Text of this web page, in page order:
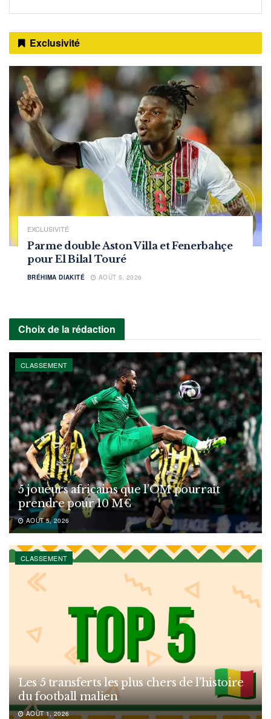
Exclusivité
EXCLUSIVITÉ
Parme double Aston Villa et Fenerbahçe
pour El Bilal Touré
BRÉHIMA DIAKITÉ AOÛT 5, 2026
Choix de la rédaction
CLASSEMENT
5 joueurs africains que l’OM pourrait
prendre pour 10 M€
AOÛT 5, 2026
CLASSEMENT
Les 5 transferts les plus chers de l’histoire
du football malien
AOÛT 1, 2026